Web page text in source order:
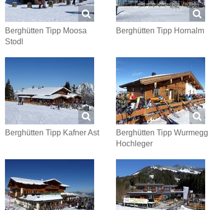
Berghütten Tipp Moosa
Stodl
Berghütten Tipp Hornalm
Berghütten Tipp Kafner Ast
Berghütten Tipp Wurmegg
Hochleger